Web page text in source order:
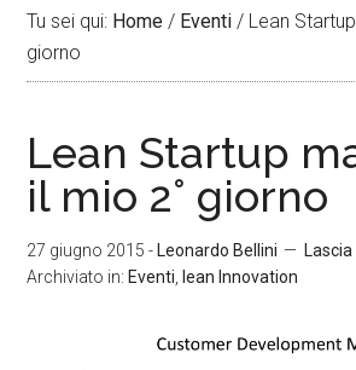
Tu sei qui: Home / Eventi / Lean
giorno
Lean Startup
il mio 2° giorno
27 giugno 2015 - Leonardo Bellini
Archiviato in: Eventi lean Innovation